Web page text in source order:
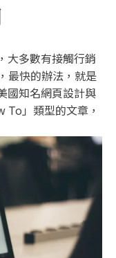
大多數有接觸行銷
最快的辦法，就是
國知名網頁設計與
」類型的文章，